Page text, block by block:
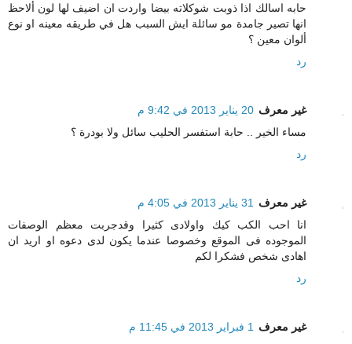
حابه اسالك اذا ذوبت شوكلاته بيضا واردت ان اضيف لها لون ألاحظ
انها تصير جامدة مو سائلة ايش السبب هل في طريقه معينه او نوع
ألوان معين ؟
رد
غير معرف 20 يناير 2013 في 9:42 م
مساء الخير .. حابة استفسر الحليب سائل ولا بودرة ؟
رد
غير معرف
31 يناير 2013 في 4:05 م
انا احب الكب كيك واولادى كثيرا وقدجربت معظم الوصفات
الموجوده فى الموقع وخصوصا عندما يكون لدى دعوه او اريد ان
اهادى شخص فشكرا لكم
رد
غير معرف
1 فبراير 2013 في 11:45 م